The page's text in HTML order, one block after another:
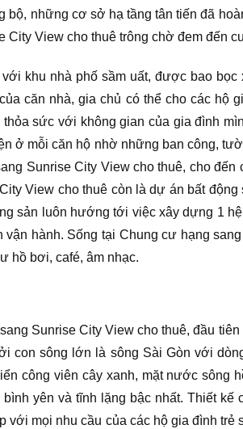
những cơ sở hạ tầng tân tiến đã
View cho thuê trông chờ đem đến
khu nhà phố sầm uất, được bao
căn nhà, gia chủ có thể cho các hộ
sức với không gian của gia đình
ở mỗi căn hộ nhờ những ban công,
Sunrise City View cho thuê, cho
View cho thuê còn là dự án bất
sản luôn hướng tới việc xây dựng 1
hành. Sống tại Chung cư hạng
hồ bơi, café, âm nhạc.
Sunrise City View cho thuê, đầu
con sông lớn là sông Sài Gòn với
công viên cây xanh, mặt nước sông
yên và tĩnh lặng bậc nhất. Thiết
mọi nhu cầu của các hộ gia đình